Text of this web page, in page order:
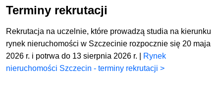
Terminy rekrutacji
Rekrutacja na uczelnie, które prowadzą studia na kierunku
rynek nieruchomości w Szczecinie rozpocznie się 20 maja
2026 r. i potrwa do 13 sierpnia 2026 r. |
Rynek
nieruchomości Szczecin - terminy rekrutacji >